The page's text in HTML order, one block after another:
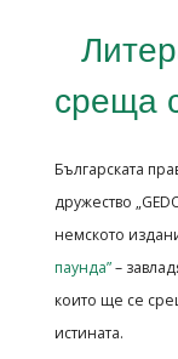
среща
Българската
дружество
немското
паунда”–
които ще се
истината.